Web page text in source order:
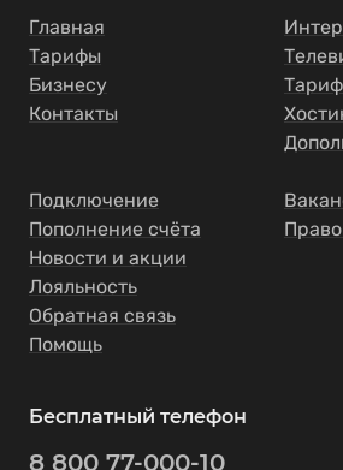
Главная
Тарифы
Бизнесу
Контакты
Подключение
Пополнение счёта
Новости и акции
Лояльность
Обратная связь
Помощь
Бесплатный телефон
8 800 77-000-10